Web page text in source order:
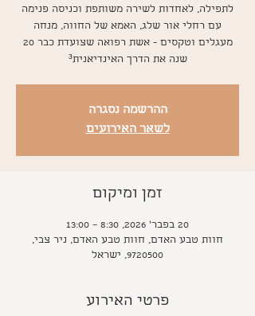
עם רחלי אור שלג, האמא של החווה, מנחה
מעגלים וטקסים - אשת רפואה שצועדת כבר 20
שנה את הדרך האינדיאנית³
ההרשמה נסגרה
לשאר האירועים
זמן ומיקום
20 בפבר׳ 2026, 8:30 – 13:00
חוות טבע האדם, חוות טבע האדם, ניר צבי,
9720500, ישראל
פרטי האירוע